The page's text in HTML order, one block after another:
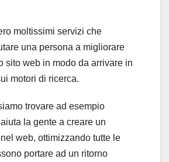
moltissimi servizi che
una persona a migliorare
sito web in modo da arrivare in
motori di ricerca.
trovare ad esempio
la gente a creare un
web, ottimizzando tutte le
portare ad un ritorno